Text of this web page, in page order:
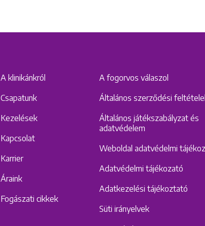
A klinikánkról
Csapatunk
Kezelések
Kapcsolat
Karrier
Áraink
Fogászati cikkek
A fogorvos válaszol
Általános szerződési
Általános játékszabályzat és
adatvédelem
Weboldal adatvédelmi
Adatvédelmi tájékozató
Adatkezelési tájékoztató
Süti irányelvek